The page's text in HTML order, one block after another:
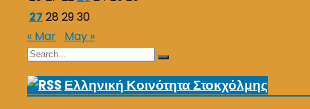
27 28 2930
« Mar May »
Search
Search
Ελληνική Κοινότητα Στοκχόλμης